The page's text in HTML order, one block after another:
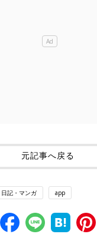
元記事へ戻る
日記・マンガ app